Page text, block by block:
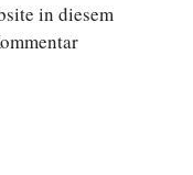
in diesem